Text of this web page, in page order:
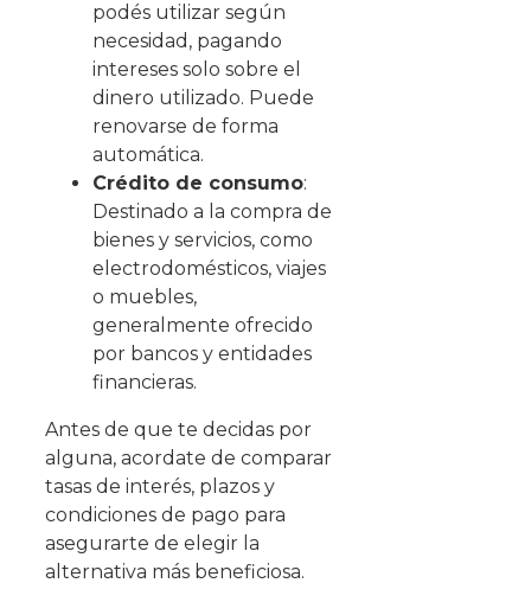
podés utilizar según
necesidad, pagando
intereses solo sobre el
dinero utilizado. Puede
renovarse de forma
automática.
Crédito de consumo:
Destinado a la compra de
bienes y servicios, como
electrodomésticos, viajes
o muebles,
generalmente ofrecido
por bancos y entidades
financieras.
Antes de que te decidas por
alguna, acordate de comparar
tasas de interés, plazos y
condiciones de pago para
asegurarte de elegir la
alternativa más beneficiosa.